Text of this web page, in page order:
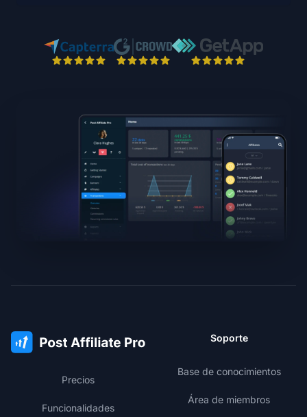
Precios
Funcionalidades
Soporte
Base de conocimientos
Área de miembros